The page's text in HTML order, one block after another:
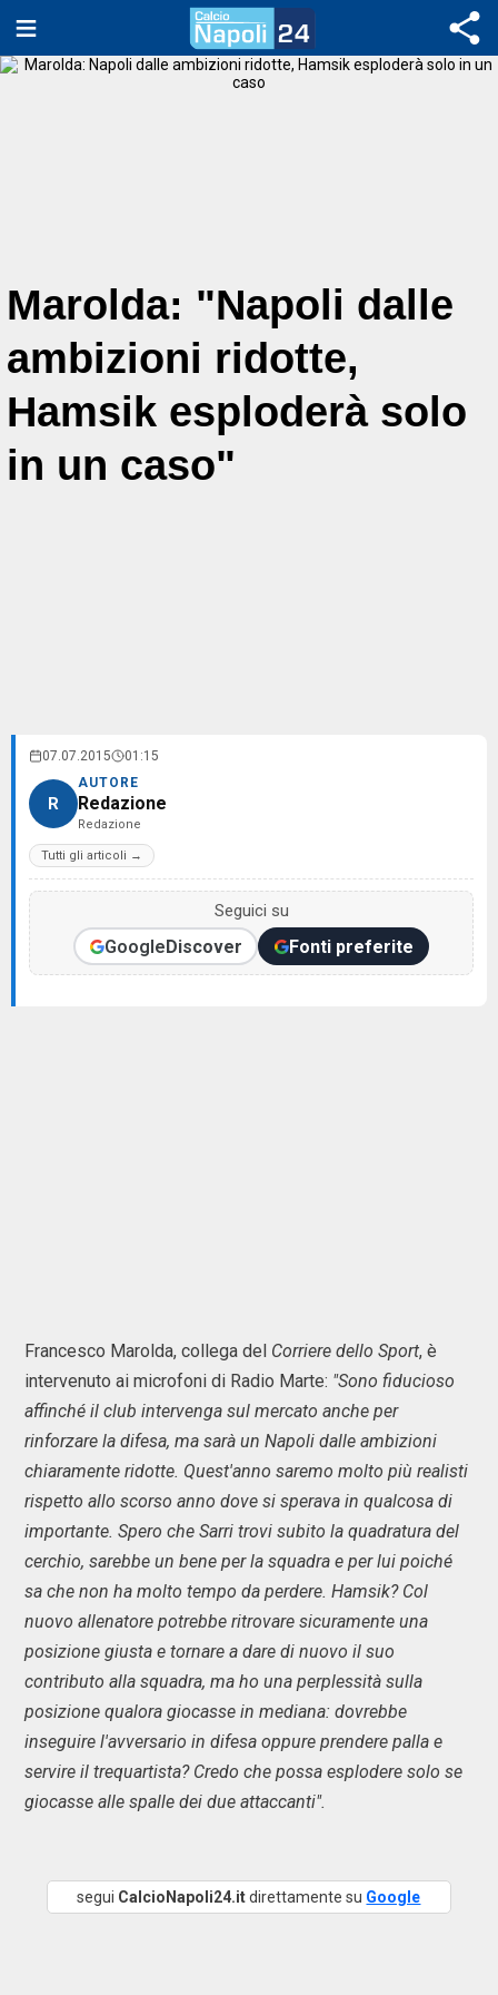
Marolda: "Napoli dalle
ambizioni ridotte,
Hamsik esploderà solo
in un caso"
07.07.2015 01:15
R
AUTORE
Redazione
Redazione
Tutti gli articoli →
Seguici su
GoogleDiscover Fonti preferite
Francesco Marolda, collega del Corriere dello Sport, è
intervenuto ai microfoni di Radio Marte: "Sono fiducioso
affinché il club intervenga sul mercato anche per
rinforzare la difesa, ma sarà un Napoli dalle ambizioni
chiaramente ridotte. Quest'anno saremo molto più realisti
rispetto allo scorso anno dove si sperava in qualcosa di
importante. Spero che Sarri trovi subito la quadratura del
cerchio, sarebbe un bene per la squadra e per lui poiché
sa che non ha molto tempo da perdere. Hamsik? Col
nuovo allenatore potrebbe ritrovare sicuramente una
posizione giusta e tornare a dare di nuovo il suo
contributo alla squadra, ma ho una perplessità sulla
posizione qualora giocasse in mediana: dovrebbe
inseguire l'avversario in difesa oppure prendere palla e
servire il trequartista? Credo che possa esplodere solo se
giocasse alle spalle dei due attaccanti".
segui CalcioNapoli24.itdirettamente su Google